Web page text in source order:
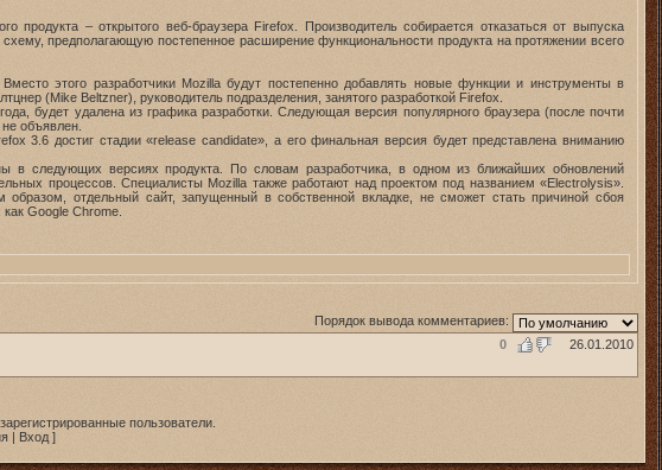
– открытого веб-браузера Firefox. Производитель собирается отказаться от выпуска
предполагающую постепенное расширение функциональности продукта на протяжении всего
этого разработчики Mozilla будут постепенно добавлять новые функции и инструменты в
(Mike Beltzner), руководитель подразделения, занятого разработкой Firefox.
будет удалена из графика разработки. Следующая версия популярного браузера (после почти
объявлен.
3.6 достиг стадии «release candidate», а его финальная версия будет представлена вниманию
в следующих версиях продукта. По словам разработчика, в одном из ближайших обновлений
процессов. Специалисты Mozilla также работают над проектом под названием «Electrolysis».
образом, отдельный сайт, запущенный в собственной вкладке, не сможет стать причиной сбоя
Google Chrome.
Порядок вывода комментариев:
0
26.01.2010
пользователи.
| Вход ]